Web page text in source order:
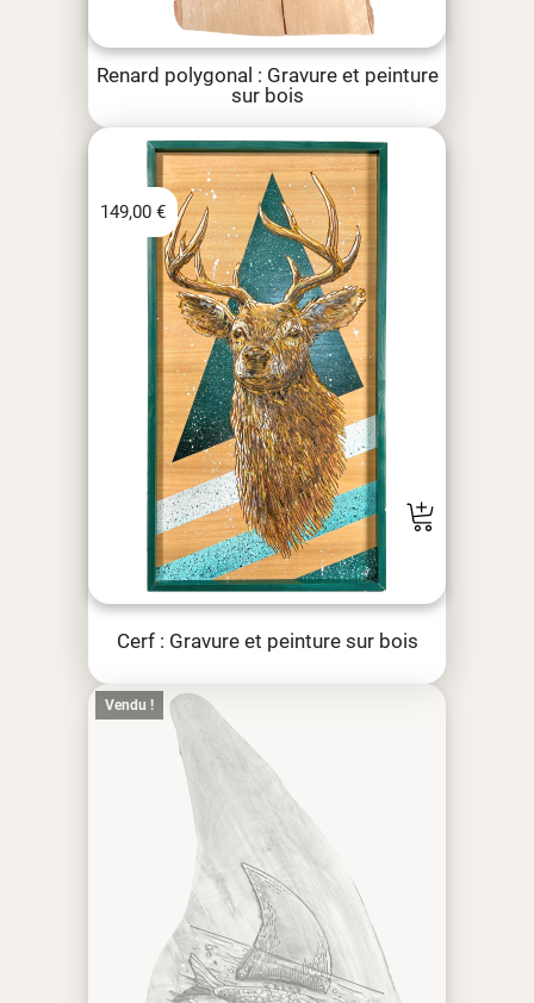
Renard polygonal : Gravure et peinture
sur bois
Cerf : Gravure et peinture sur bois
149,00 €
Vendu !